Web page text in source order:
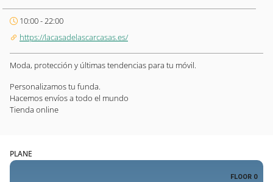
10:00 - 22:00
https://lacasadelascarcasas.es/
Moda, protección y últimas tendencias para tu móvil.
Personalizamos tu funda.
Hacemos envíos a todo el mundo
Tienda online
PLANE